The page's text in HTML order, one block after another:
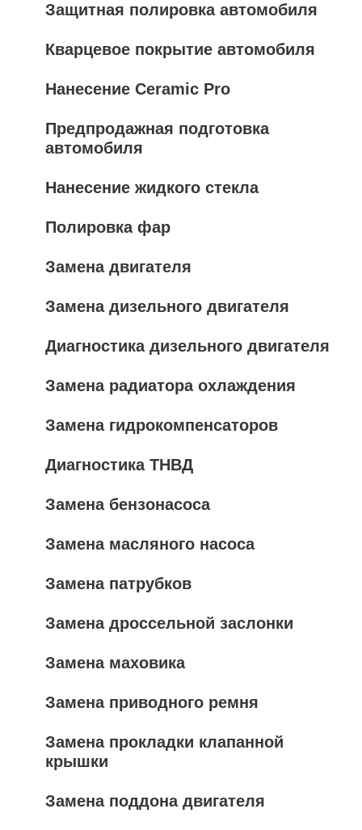
Защитная полировка автомобиля
Кварцевое покрытие автомобиля
Нанесение Ceramic Pro
Предпродажная подготовка
автомобиля
Нанесение жидкого стекла
Полировка фар
Замена двигателя
Замена дизельного двигателя
Диагностика дизельного двигателя
Замена радиатора охлаждения
Замена гидрокомпенсаторов
Диагностика ТНВД
Замена бензонасоса
Замена масляного насоса
Замена патрубков
Замена дроссельной заслонки
Замена маховика
Замена приводного ремня
Замена прокладки клапанной
крышки
Замена поддона двигателя